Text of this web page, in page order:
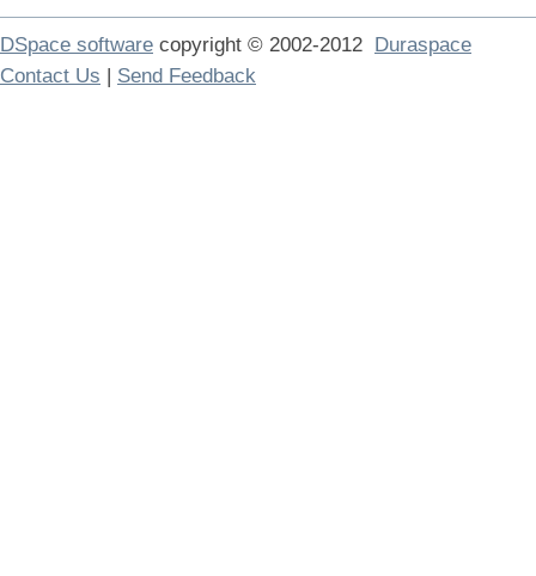
DSpace software copyright © 2002-2012 Duraspace
Contact Us | Send Feedback